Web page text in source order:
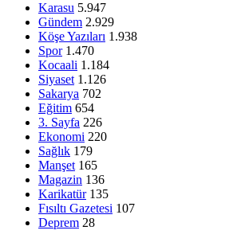
Karasu 5.947
Gündem 2.929
Köşe Yazıları 1.938
Spor 1.470
Kocaali 1.184
Siyaset 1.126
Sakarya 702
Eğitim 654
3. Sayfa 226
Ekonomi 220
Sağlık 179
Manşet 165
Magazin 136
Karikatür 135
Fısıltı Gazetesi 107
Deprem 28